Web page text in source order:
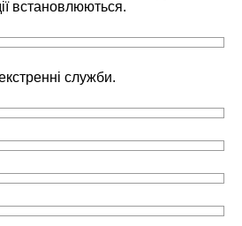
встановлюються.
служби.